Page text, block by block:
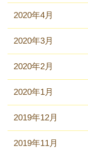
2020年4月
2020年3月
2020年2月
2020年1月
2019年12月
2019年11月